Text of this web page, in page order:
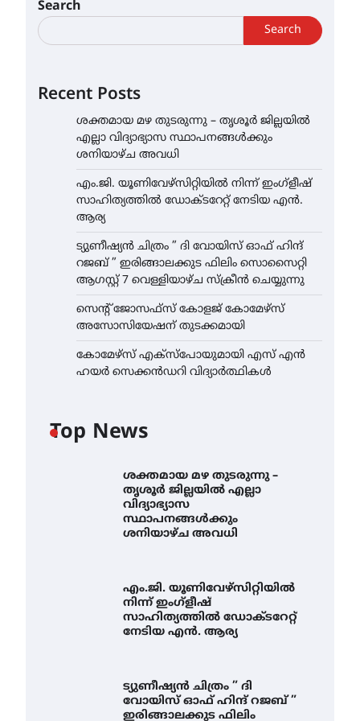
Search
Search
Recent Posts
ശക്തമായ മഴ തുടരുന്നു – തൃശൂർ ജില്ലയിൽ
എല്ലാ വിദ്യാഭ്യാസ സ്ഥാപനങ്ങൾക്കും
ശനിയാഴ്ച അവധി
എം.ജി. യൂണിവേഴ്‌സിറ്റിയിൽ നിന്ന് ഇംഗ്ളീഷ്
സാഹിത്യത്തിൽ ഡോക്ടറേറ്റ് നേടിയ എൻ.
ആര്യ
ട്യുണീഷ്യൻ ചിത്രം ” ദി വോയിസ് ഓഫ് ഹിന്ദ്
റജബ് ” ഇരിങ്ങാലക്കുട ഫിലിം സൊസൈറ്റി
ആഗസ്റ്റ് 7 വെള്ളിയാഴ്ച സ്‌ക്രീൻ ചെയ്യുന്നു
സെന്റ് ജോസഫ്സ് കോളജ് കോമേഴ്‌സ്
അസോസിയേഷന് തുടക്കമായി
കോമേഴ്സ് എക്സ്പോയുമായി എസ് എൻ
ഹയർ സെക്കൻഡറി വിദ്യാർത്ഥികൾ
Top News
ശക്തമായ മഴ തുടരുന്നു –
തൃശൂർ ജില്ലയിൽ എല്ലാ
വിദ്യാഭ്യാസ
സ്ഥാപനങ്ങൾക്കും
ശനിയാഴ്ച അവധി
എം.ജി. യൂണിവേഴ്‌സിറ്റിയിൽ
നിന്ന് ഇംഗ്ളീഷ്
സാഹിത്യത്തിൽ ഡോക്ടറേറ്റ്
നേടിയ എൻ. ആര്യ
ട്യുണീഷ്യൻ ചിത്രം ” ദി
വോയിസ് ഓഫ് ഹിന്ദ് റജബ് ”
ഇരിങ്ങാലക്കുട ഫിലിം